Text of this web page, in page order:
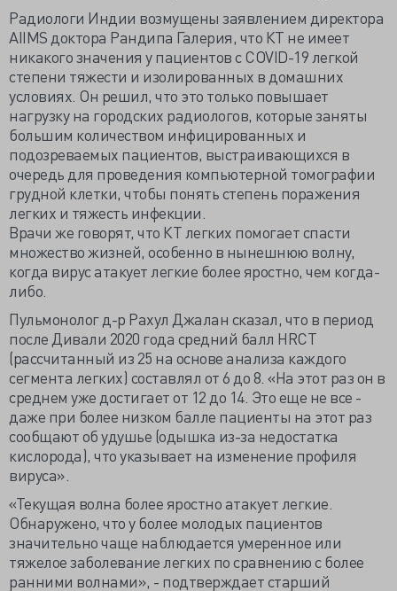
Радиологи Индии возмущены заявлением директора
AIIMS доктора Рандипа Галерия, что КТ не имеет
никакого значения у пациентов с COVID-19 легкой
степени тяжести и изолированных в домашних
условиях. Он решил, что это только повышает
нагрузку на городских радиологов, которые заняты
большим количеством инфицированных и
подозреваемых пациентов, выстраивающихся в
очередь для проведения компьютерной томографии
грудной клетки, чтобы понять степень поражения
легких и тяжесть инфекции.
Врачи же говорят, что КТ легких помогает спасти
множество жизней, особенно в нынешнюю волну,
когда вирус атакует легкие более яростно, чем когда-
либо.
Пульмонолог д-р Рахул Джалан сказал, что в период
после Дивали 2020 года средний балл HRCT
(рассчитанный из 25 на основе анализа каждого
сегмента легких) составлял от 6 до 8. «На этот раз он в
среднем уже достигает от 12 до 14. Это еще не все -
даже при более низком балле пациенты на этот раз
сообщают об удушье (одышка из-за недостатка
кислорода), что указывает на изменение профиля
вируса».
«Текущая волна более яростно атакует легкие.
Обнаружено, что у более молодых пациентов
значительно чаще наблюдается умеренное или
тяжелое заболевание легких по сравнению с более
ранними волнами», - подтверждает старший